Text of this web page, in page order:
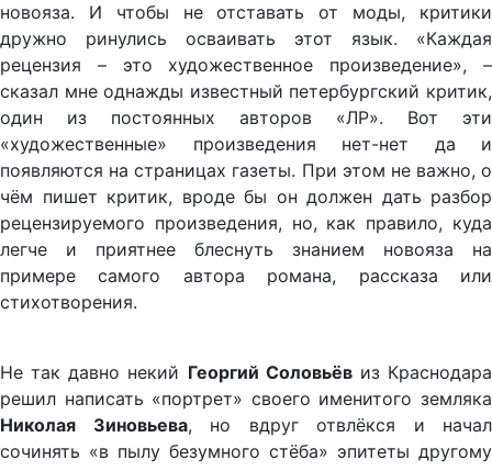
новояза. И чтобы не отставать от моды, критики
дружно ринулись осваивать этот язык. «Каждая
рецензия – это художественное произведение», –
сказал мне однажды известный петербургский критик,
один из постоянных авторов «ЛР». Вот эти
«художественные» произведения нет-нет да и
появляются на страницах газеты. При этом не важно, о
чём пишет критик, вроде бы он должен дать разбор
рецензируемого произведения, но, как правило, куда
легче и приятнее блеснуть знанием новояза на
примере самого автора романа, рассказа или
стихотворения.
Не так давно некий Георгий Соловьёвиз Краснодара
решил написать «портрет» своего именитого земляка
Николая Зиновьева, но вдруг отвлёкся и начал
сочинять «в пылу безумного стёба» эпитеты другому